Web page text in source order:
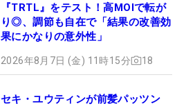
『TRTL』をテスト！高MOIで転が
り◎、調節も自在で「結果の改善効
果にかなりの意外性」
2026年8月7日 (金) 11時15分 18
セキ・ユウティンが前髪パッツン